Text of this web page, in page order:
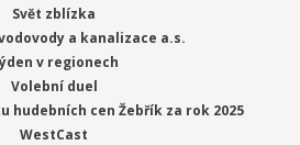
Svět zblízka
a kanalizace a.s.
v regionech
Volební duel
hudebních cen Žebřík za rok 2025
WestCast